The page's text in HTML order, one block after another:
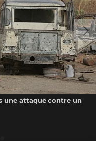
une attaque contre un